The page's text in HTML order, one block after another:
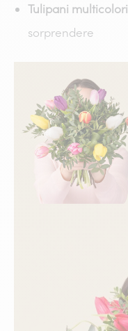
Tulipani multicolori
sorprendere